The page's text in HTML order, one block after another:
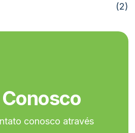
(2)
Conosco
conosco através